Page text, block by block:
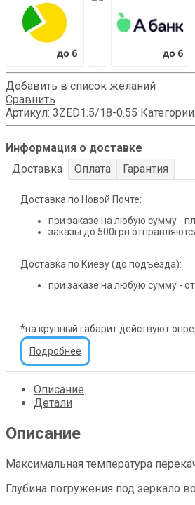
Добавить в список желаний
Сравнить
Артикул: 3ZED1.5/18-0.55 Категории:
Информация о доставке
Доставка
Оплата Гарантия
Доставка по Новой Почте:
при заказе на любую сумму -
заказы до 500грн
Доставка по Киеву (до подъезда):
при заказе на любую сумму -
*на крупный габарит действуют
Подробнее
Описание
Детали
Описание
Максимальная температура
Глубина погружения под зеркало